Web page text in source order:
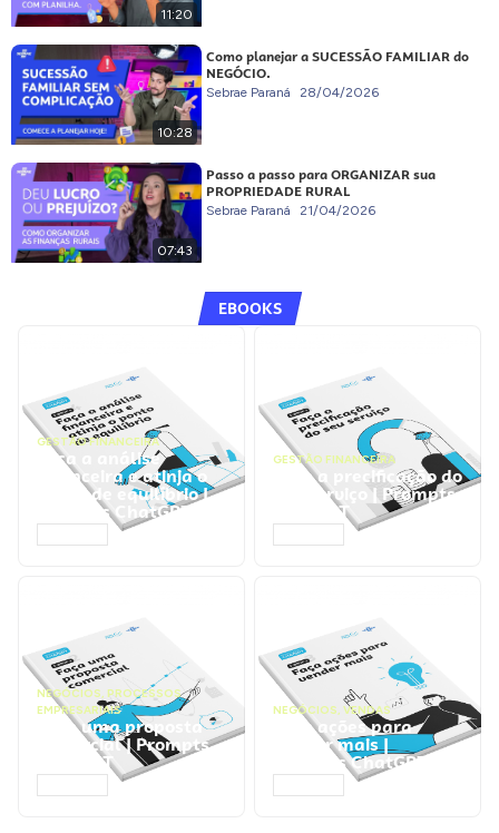
11:20
10:28
Como planejar a SUCESSÃO FAMILIAR do
NEGÓCIO.
Sebrae Paraná 28/04/2026
07:43
Passo a passo para ORGANIZAR sua
PROPRIEDADE RURAL
Sebrae Paraná 21/04/2026
EBOOKS
GESTÃO FINANCEIRA
Faça a análise
financeira e atinja o
ponto de equilíbrio |
Prompts ChatGPT
GESTÃO FINANCEIRA
Faça a precificação do
seu serviço | Prompts
ChatGPT
NEGÓCIOS, PROCESSOS
EMPRESARIAIS
Faça uma proposta
comercial | Prompts
ChatGPT
NEGÓCIOS, VENDAS
Faça ações para
vender mais |
Prompts ChatGPT